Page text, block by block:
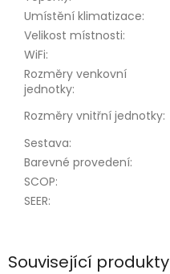
Související produkty
Umístění klimatizace:
Velikost místnosti:
WiFi:
Rozměry venkovní
jednotky:
Rozměry vnitřní jednotky:
Sestava:
Barevné provedení:
SCOP:
SEER: